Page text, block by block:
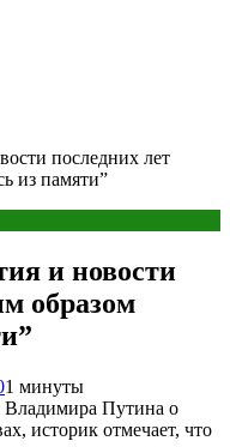
последних лет
из памяти”
и новости
образом
1 минуты
Владимира Путина о
историк отмечает, что